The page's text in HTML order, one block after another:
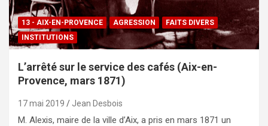
13 - AIX-EN-PROVENCE AGRESSION
FAITS DIVERS
INSTITUTIONS
L’arrêté sur le service des cafés (Aix-en-
Provence, mars 1871)
17 mai 2019 Jean Desbois
M. Alexis, maire de la ville d’Aix, a pris en mars 1871 un